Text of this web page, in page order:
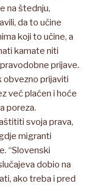
na štednju,
da to učine
koji to učine, a
kamate niti
prijave.
obvezno prijaviti
već plaćen i hoće
poreza.
svoja prava,
migranti
“Slovenski
dobio na
ako treba i pred